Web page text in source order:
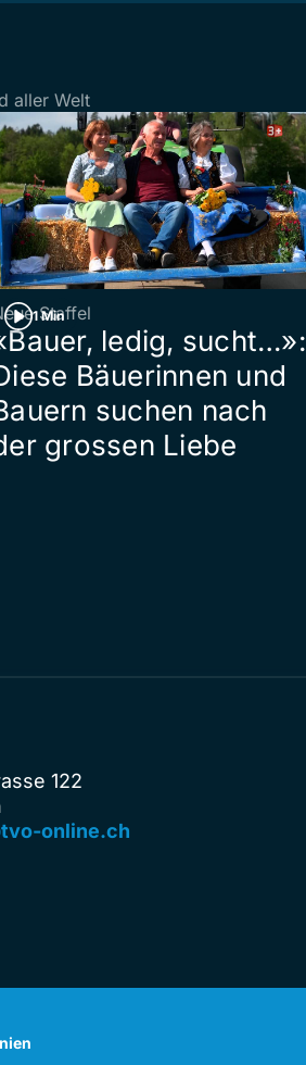
aller Welt
1 Min
Staffel
ledig, sucht…»:
Bäuerinnen und
suchen nach
grossen Liebe
122
online.ch